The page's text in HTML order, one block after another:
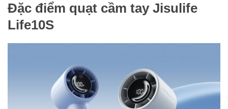
Đặc điểm quạt cầm tay Jisulife
Life10S